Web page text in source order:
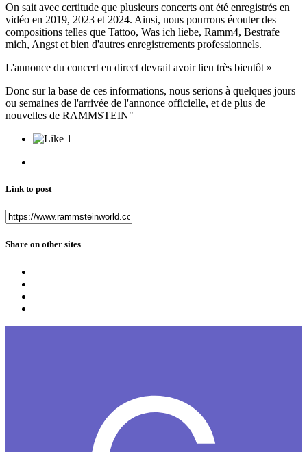
On sait avec certitude que plusieurs concerts ont été enregistrés en
vidéo en 2019, 2023 et 2024. Ainsi, nous pourrons écouter des
compositions telles que Tattoo, Was ich liebe, Ramm4, Bestrafe
mich, Angst et bien d'autres enregistrements professionnels.
L'annonce du concert en direct devrait avoir lieu très bientôt »
Donc sur la base de ces informations, nous serions à quelques jours
ou semaines de l'arrivée de l'annonce officielle, et de plus de
nouvelles de RAMMSTEIN"
1
Link to post
Share on other sites